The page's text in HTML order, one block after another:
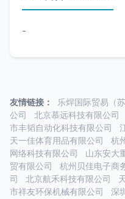
-
友情链接： 乐焊国际贸易（
公司
北京慕远科技有限公司
市丰韬自动化科技有限公司
天一佳体育用品有限公司
杭
网络科技有限公司
山东安大
贸有限公司
杭州贝佳电子商
司
北京航禾科技有限公司
市祥友环保机械有限公司
深